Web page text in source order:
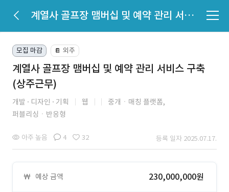
계열사 골프장 맴버십 및 예약 관리 서비스 구축 (상주근무)
모집 마감 📔 외주
계열사 골프장 맴버십 및 예약 관리 서비스 구축
(상주근무)
개발 디자인 기획 웹
중개ㆍ매칭 플랫폼,
퍼블리싱ㆍ반응형
아주 높음 4 32 등록 일자 2025.07.17.
예상 금액 230,000,000원